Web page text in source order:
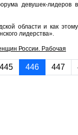
девушек-лидеров в
области и как этому
лидерства».
России. Рабочая
445 446 447